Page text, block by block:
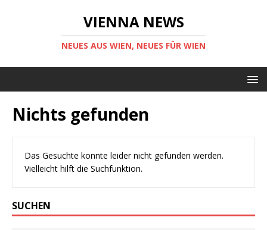
VIENNA NEWS
NEUES AUS WIEN, NEUES FÜR WIEN
Nichts gefunden
Das Gesuchte konnte leider nicht gefunden werden.
Vielleicht hilft die Suchfunktion.
SUCHEN